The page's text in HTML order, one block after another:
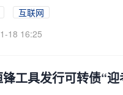
互联网
18 16:25
工具发行可转债“